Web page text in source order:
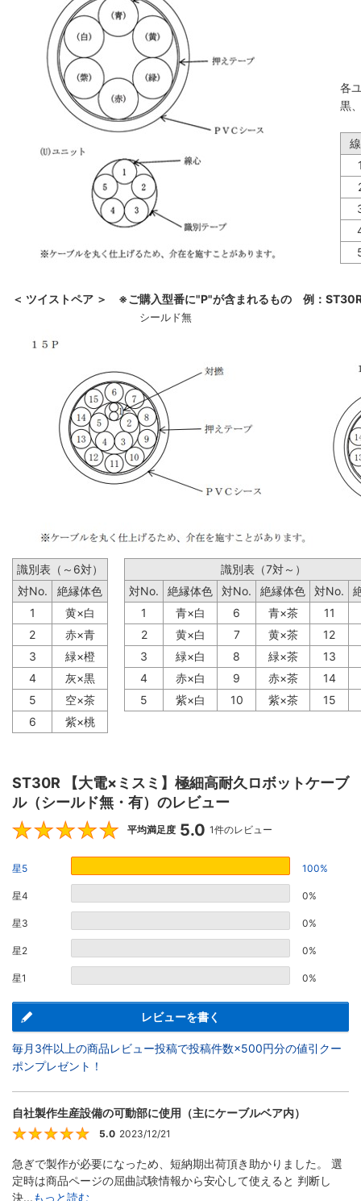
各
黒
＜ ツイストペア ＞ ※ご購入型番に"P"が含まれるもの 例：
シールド無
識別表（～6対）
対No.
絶縁体色
1
黄×白
2
赤×青
3
緑×橙
4
灰×黒
5
空×茶
6
紫×桃
識別表（7対～）
対No.
絶縁体色 対No. 絶縁体色 対No.
1
青×白 6 青×茶 11
2
黄×白 7 黄×茶 12
3
緑×白 8 緑×茶 13
4
赤×白 9 赤×茶 14
5
紫×白 10 紫×茶 15
ST30R 【大電×ミスミ】極細高耐久ロボットケーブ
ル（シールド無・有）のレビュー
5
平均満足度 5.0 1件のレビュー
星5 100%
星4 0%
星3 0%
星2 0%
星1 0%
レビューを書く
毎月3件以上の商品レビュー投稿で投稿件数×500円分の値引クー
ポンプレゼント！
自社製作生産設備の可動部に使用（主にケーブルベア内）
5.0 2023/12/21
急ぎで製作が必要になっため、短納期出荷頂き助かりました。 選
定時は商品ページの屈曲試験情報から安心して使えると 判断し
決...もっと読む